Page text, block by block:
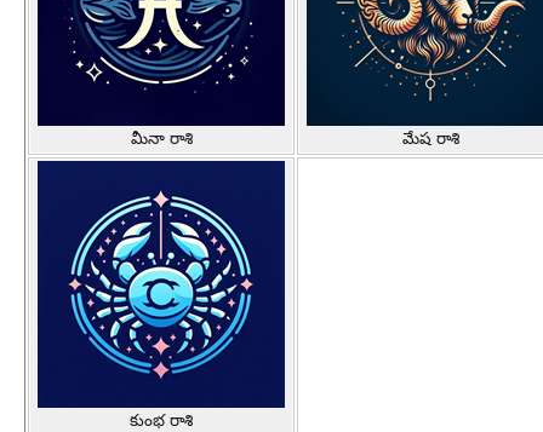
మీనా రాశి మేష రాశి
కుంభ రాశి